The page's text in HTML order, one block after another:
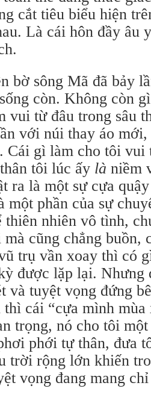
cắt tiêu biểu hiện
Là cái hôn đầy âu
bờ sông Mã đã bảy
còn. Không còn
vui từ đâu trong sâu
với núi thay áo
Cái gì làm cho tôi
tôi lúc ấy là niềm
ra là một sự cựa
một phần của sự
thiên nhiên vô tình,
mà cũng chẳng buồn,
trụ vần xoay thì có
được lặp lại.
và tuyệt vọng đứng
thì cái “cựa mình
trọng, nó cho tôi
phới tự thân, đưa
trời rộng lớn khiến
vọng đang mang